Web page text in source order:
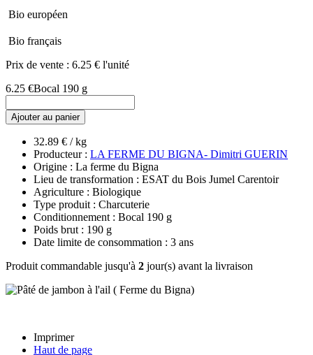
Bio européen
Bio français
Prix de vente : 6.25 € l'unité
6.25 €Bocal 190 g
Ajouter au panier
32.89 € / kg
Producteur : LA FERME DU BIGNA- Dimitri GUERIN
Origine : La ferme du Bigna
Lieu de transformation : ESAT du Bois Jumel Carentoir
Agriculture : Biologique
Type produit : Charcuterie
Conditionnement : Bocal 190 g
Poids brut : 190 g
Date limite de consommation : 3 ans
Produit commandable jusqu'à 2 jour(s) avant la livraison
Imprimer
Haut de page